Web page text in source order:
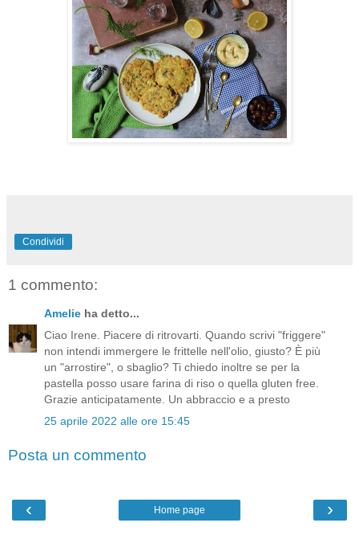
Condividi
1 commento:
Amelie ha detto...
Ciao Irene. Piacere di ritrovarti. Quando scrivi "friggere"
non intendi immergere le frittelle nell'olio, giusto? È più
un "arrostire", o sbaglio? Ti chiedo inoltre se per la
pastella posso usare farina di riso o quella gluten free.
Grazie anticipatamente. Un abbraccio e a presto
25 aprile 2022 alle ore 15:45
Posta un commento
‹ ›
Home page